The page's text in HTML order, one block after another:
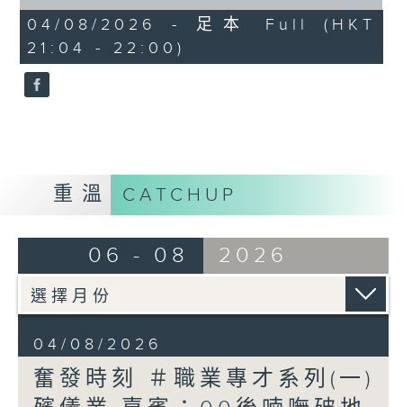
55
minutes,
59
seconds
04/08/2026 - 足本 Full (HKT
21:04 - 22:00)
重溫 CATCHUP
06 - 08 2026
04/08/2026
奮發時刻 ＃職業專才系列(一)